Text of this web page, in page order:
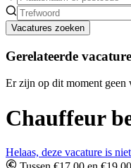
Vacatures zoeken
Gerelateerde
Er zijn op dit moment geen
Chauffeur
Helaas, deze vacature is